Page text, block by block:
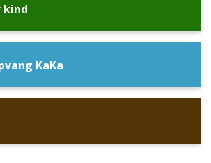
kind
KaKa